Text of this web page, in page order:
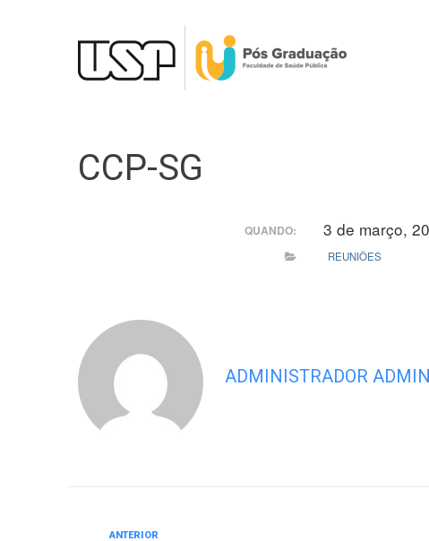
CCP-SG
QUANDO: 3 de março,
REUNIÕES
ADMINISTRADOR
Anterior
ANTERIOR